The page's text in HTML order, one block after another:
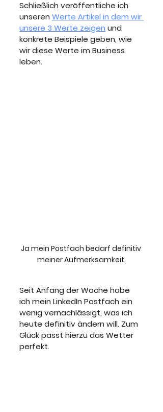
Schließlich veröffentliche ich
unseren Werte Artikel in dem wir
unsere 3 Werte zeigen und
konkrete Beispiele geben, wie
wir diese Werte im Business
leben.
Ja mein Postfach bedarf definitiv
meiner Aufmerksamkeit.
Seit Anfang der Woche habe
ich mein LinkedIn Postfach ein
wenig vernachlässigt, was ich
heute definitiv ändern will. Zum
Glück passt hierzu das Wetter
perfekt.